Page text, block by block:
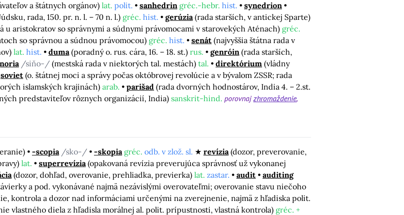
a štátnych orgánov) lat. polit. sanhedrin gréc.-hebr. hist.
synedrion
rada, 150. pr. n. l. – 70 n. l.) gréc. hist. gerúzia (rada starších, v antickej Sparte)
u aristokratov so správnymi a súdnymi právomocami v starovekých Aténach) gréc.
so správnou a súdnou právomocou) gréc. hist. senát (najvyššia štátna rada v
lat. hist. duma (poradný o. rus. cára, 16. – 18. st.) rus. genróin (rada starších,
/siňo-/ (mestská rada v niektorých tal. mestách) tal. direktórium (vládny
soviet (o. štátnej moci a správy počas októbrovej revolúcie a v bývalom ZSSR; rada
islamských krajinách) arab. parišad (rada dvorných hodnostárov, India 4. – 2.st.
predstaviteľov rôznych organizácií, India) sanskrit-hind. porovnajzhromaždenie
-scopia /sko-/ -skopia gréc. odb. v zlož. sl. revízia (dozor, preverovanie,
lat. superrevízia (opakovaná revízia preverujúca správnosť už vykonanej
(dozor, dohľad, overovanie, prehliadka, previerka) lat. zastar. audit
auditing
a pod. vykonávané najmä nezávislými overovateľmi; overovanie stavu niečoho
kontrola a dozor nad informáciami určenými na zverejnenie, najmä z hľadiska polit.
vlastného diela z hľadisla morálnej al. polit. prípustnosti, vlastná kontrola) gréc. +